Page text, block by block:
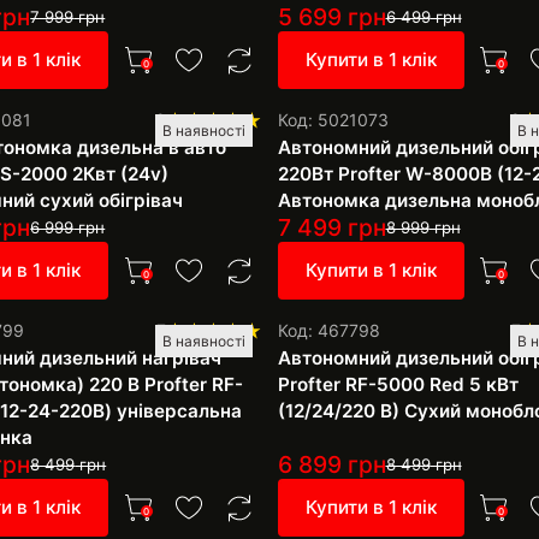
7 999грн
в 1 клік 0
5 699 грн6 499грн
Купити в 1 клік 0
В наявності
9
дизельна в авто
2000 2Квт (24v)
сухий обігрівач
6 999грн
в 1 клік 0
В
Код: 5021073 8
Автономний дизельний
220Вт Profter W-8000B (12-
Автономка дизельна
7 499 грн8 999грн
Купити в 1 клік 0
В наявності
7
дизельний нагрівач
220 В Profter RF-
24-220В) універсальна
8 499грн
в 1 клік 0
В
Код: 467798 7
Автономний дизельний
Profter RF-5000 Red 5 кВт
(12/24/220 В) Сухий
6 899 грн8 499грн
Купити в 1 клік 0